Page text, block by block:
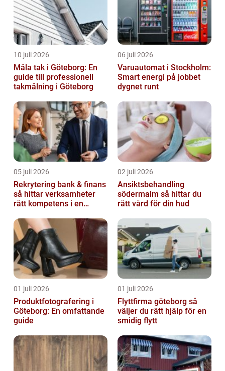
10 juli 2026
Måla tak i Göteborg: En
guide till professionell
takmålning i Göteborg
06 juli 2026
Varuautomat i Stockholm:
Smart energi på jobbet
dygnet runt
05 juli 2026
Rekrytering bank & finans
så hittar verksamheter
rätt kompetens i en
02 juli 2026
Ansiktsbehandling
södermalm så hittar du
rätt vård för din hud
01 juli 2026
Produktfotografering i
Göteborg: En omfattande
guide
01 juli 2026
Flyttfirma göteborg så
väljer du rätt hjälp för en
smidig flytt